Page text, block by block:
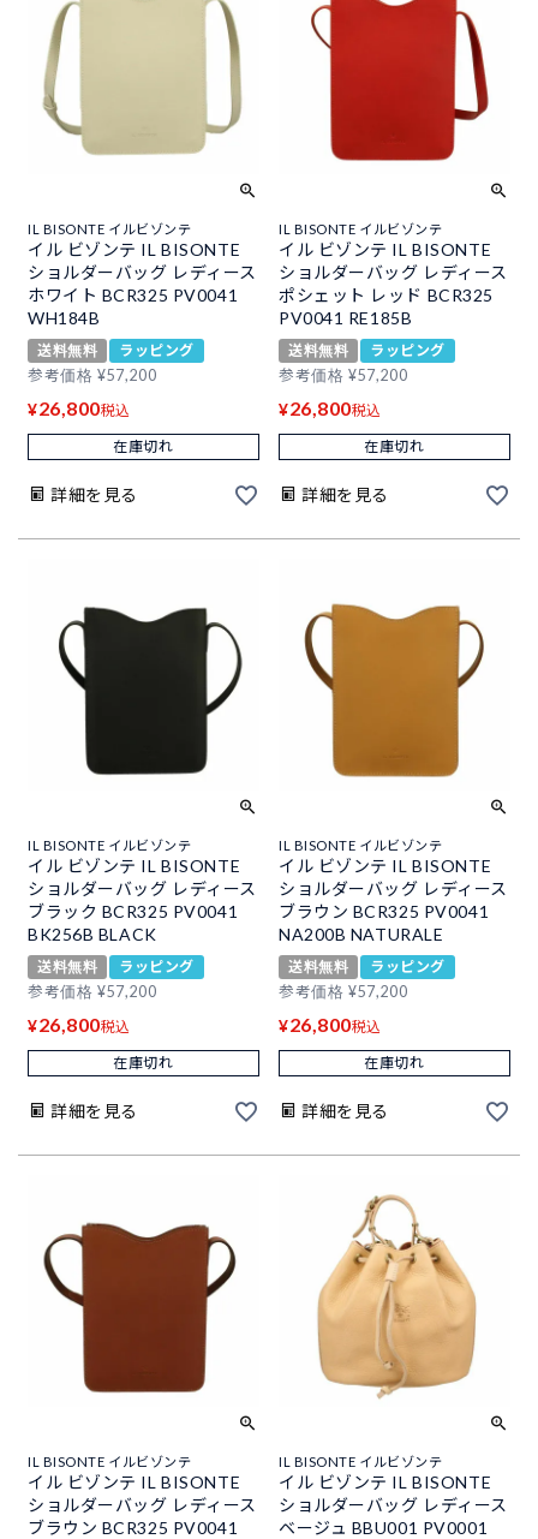
IL BISONTE イルビゾンテ
イル ビゾンテ IL BISONTE
ショルダーバッグ レディース
ホワイト BCR325 PV0041
WH184B
送料無料
ラッピング
参考価格 ¥57,200
¥26,800税込
在庫切れ
詳細を見る
IL BISONTE イルビゾンテ
イル ビゾンテ IL BISONTE
ショルダーバッグ レディース
ポシェット レッド BCR325
PV0041 RE185B
送料無料
ラッピング
参考価格 ¥57,200
¥26,800税込
在庫切れ
詳細を見る
IL BISONTE イルビゾンテ
イル ビゾンテ IL BISONTE
ショルダーバッグ レディース
ブラック BCR325 PV0041
BK256B BLACK
送料無料
ラッピング
参考価格 ¥57,200
¥26,800税込
在庫切れ
詳細を見る
IL BISONTE イルビゾンテ
イル ビゾンテ IL BISONTE
ショルダーバッグ レディース
ブラウン BCR325 PV0041
NA200B NATURALE
送料無料
ラッピング
参考価格 ¥57,200
¥26,800税込
在庫切れ
詳細を見る
IL BISONTE イルビゾンテ
イル ビゾンテ IL BISONTE
ショルダーバッグ レディース
ブラウン BCR325 PV0041
IL BISONTE イルビゾンテ
イル ビゾンテ IL BISONTE
ショルダーバッグ レディース
ベージュ BBU001 PV0001